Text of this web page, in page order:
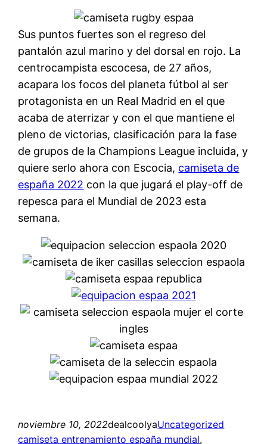
Sus puntos fuertes son el regreso del
pantalón azul marino y del dorsal en rojo. La
centrocampista escocesa, de 27 años,
acapara los focos del planeta fútbol al ser
protagonista en un Real Madrid en el que
acaba de aterrizar y con el que mantiene el
pleno de victorias, clasificación para la fase
de grupos de la Champions League incluida, y
quiere serlo ahora con Escocia, camiseta de
españa 2022 con la que jugará el play-off de
repesca para el Mundial de 2023 esta
semana.
noviembre 10, 2022dealcoolyaUncategorized
camiseta entrenamiento españa mundial